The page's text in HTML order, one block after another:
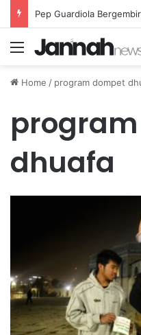
Menu
Home / program dompet
dhuafa